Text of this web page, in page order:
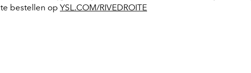
te bestellen op YSL.COM/RIVEDROITE